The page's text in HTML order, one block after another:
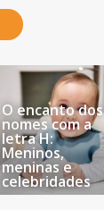
O encanto dos
nomes com a
letra H:
Meninos,
meninas e
celebridades